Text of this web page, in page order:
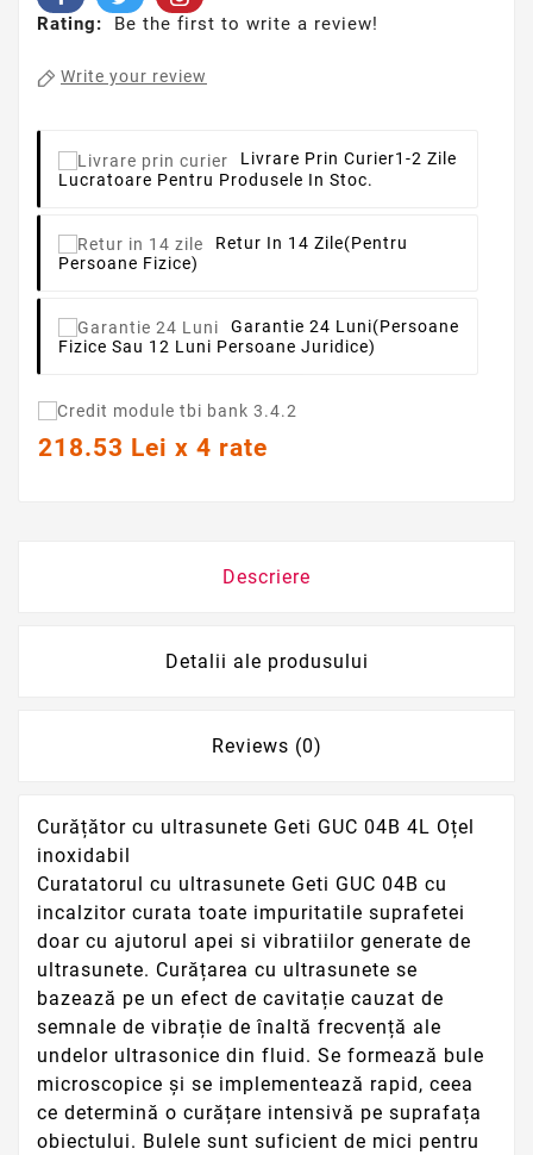
Rating: Be the first to write a review!
Write your review
Livrare Prin Curier1-2 Zile
Lucratoare Pentru Produsele In Stoc.
Retur In 14 Zile(pentru
Persoane Fizice)
Garantie 24 Luni(persoane
Fizice Sau 12 Luni Persoane Juridice)
218.53 Lei x 4 rate
Descriere
Detalii ale produsului
Reviews (0)
Curățător cu ultrasunete Geti GUC 04B 4L Oțel
inoxidabil
Curatatorul cu ultrasunete Geti GUC 04B cu
incalzitor curata toate impuritatile suprafetei
doar cu ajutorul apei si vibratiilor generate de
ultrasunete. Curățarea cu ultrasunete se
bazează pe un efect de cavitație cauzat de
semnale de vibrație de înaltă frecvență ale
undelor ultrasonice din fluid. Se formează bule
microscopice și se implementează rapid, ceea
ce determină o curățare intensivă pe suprafața
obiectului. Bulele sunt suficient de mici pentru